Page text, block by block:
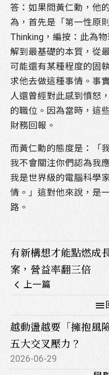
答：如果問黃仁勳，他
為，首先是「第一性原
Thinking，編按：此為
解到最基礎的本質，從
可能還有某種程度的固
求他去做這種事情。事
人還曾經對此感到憤怒
的職位。因為當時，這
財務回報。
而黃仁勳的態度是：「
我不會關注你們認為我
我是世界級的電腦科學
情。」這對他來說，是
路。
有新構想才能點燃成
案，營益率翻三倍
上一篇
越動盪越要「擁抱風
五大交叉壓力？
2026-06-29